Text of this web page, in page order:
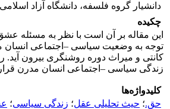
دانشیار گروه فلسفه، دانشگاه آزاد
چکیده
این مقاله بر آن است با نظر به مسئله
توجه به وضعیت سیاسی –اجتماعی انسان
کانتی و میراث دوره روشنگری بیرون آید.
زندگی سیاسی –اجتماعی انسان مدرن
کلیدواژه‌ها
حق.؛ حیث تحلیلی عقل؛ زندگی سیاسی؛